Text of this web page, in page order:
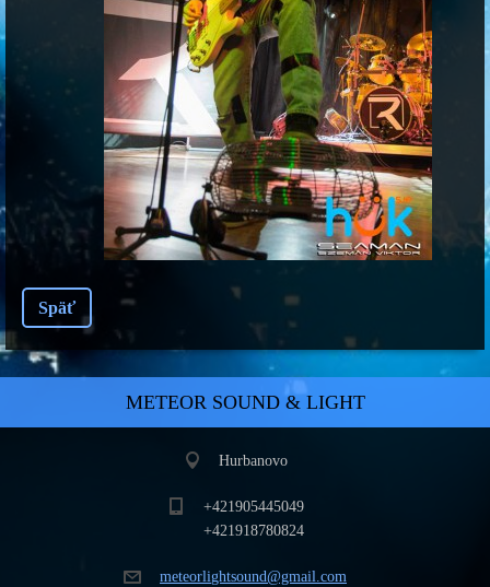
Späť
METEOR SOUND & LIGHT
Hurbanovo
+421905445049
+421918780824
meteorlightsound@gmail.com